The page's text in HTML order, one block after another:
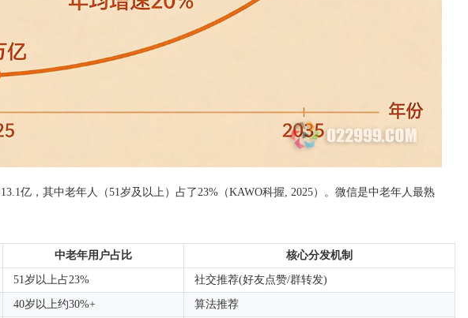
亿，其中老年人（51岁及以上）占了23%（KAWO科握, 2025）。微信是中老年人最熟
中老年用户占比 核心分发机制
51岁以上占23% 社交推荐(好友点赞/群转发)
40岁以上约30%+ 算法推荐